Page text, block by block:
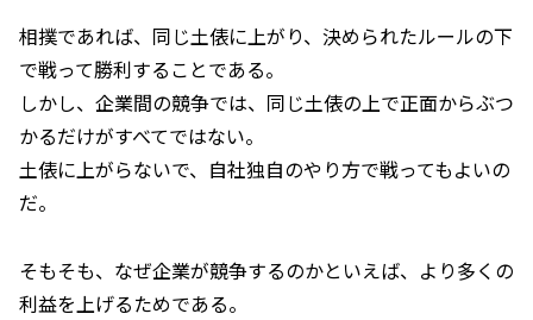
相撲であれば、同じ土俵に上がり、決められたルールの下
で戦って勝利することである。
しかし、企業間の競争では、同じ土俵の上で正面からぶつ
かるだけがすべてではない。
土俵に上がらないで、自社独自のやり方で戦ってもよいの
だ。
そもそも、なぜ企業が競争するのかといえば、より多くの
利益を上げるためである。